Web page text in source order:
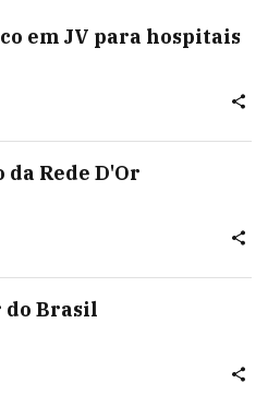
em JV para hospitais
Rede D'Or
do Brasil